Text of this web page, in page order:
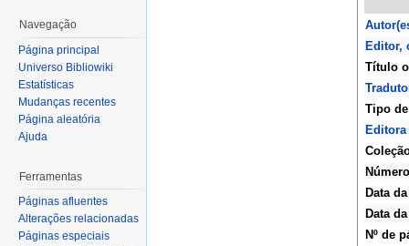
Editor,
Título
Tipo
Editora
Número
Data
Data
Nº de
Navegação
Página principal
Universo Bibliowiki
Estatísticas
Mudanças recentes
Página aleatória
Ajuda
Ferramentas
Páginas afluentes
Alterações relacionadas
Páginas especiais